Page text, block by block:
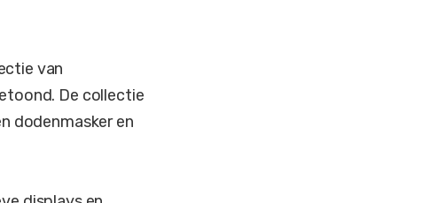
van
De collectie
dodenmasker en